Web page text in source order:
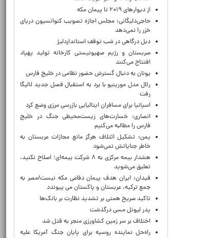
از دیوارهای ۲۰۱۹ تا پیمان مکه
حاجی‌دلیگانی: مجلس اجازه تصویب کنوانسیون دریای
خزر را نمی‌دهد
دبل درگاهی در شب توقف استانداردلیژ
صربستان و رژیم صهیونیستی کارخانه تولید پهپاد
افتتاح می‌کنند
یونان به دنبال گسترش حضور نظامی در خلیج فارس
رئال مدل مورینیو با برد به استقبال فصل جدید لالیگا
رفت
اسپانیا برای مسافران ایتالیایی بازرسی مرزی وضع کرد
انصاری: خسارت‌های زیست‌محیطی جنگ در خلیج
فارس را مطالبه‌ می‌کنیم
یمن: تشکیل ائتلاف هرگز مانع مجازات عربستان به
خاطر جنایاتش نمی‌شود
هشدار بیمه مرکزی به ۸ شرکت بیمه‌ای؛ اصلاح نکنید،
تعلیق می‌شوید
فیدان: ایران هدف پیمان دفاعی مکه نیست/مصر به
جمع ترکیه، عربستان و پاکستان می پیوندد
تاکید صریح همتی بر تشدید نظارت بر بانک‌ها
پدر لیونل مسی درگذشت
اختلاف بر سر زمین کشاورزی منجر به قتل شد
راه‌حل نماینده روسیه برای پایان جنگ آمریکا علیه